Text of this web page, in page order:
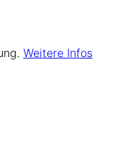
Weitere Infos